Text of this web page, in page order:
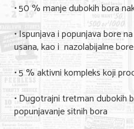
KONTAKT
O NAMA
• 50 % manje dubokih bora
• Ispunjava i popunjava bore
usana, kao i nazolabijalne
• 5 % aktivni kompleks koji
• Dugotrajni tretman dubokih
popunjavanje sitnih bora